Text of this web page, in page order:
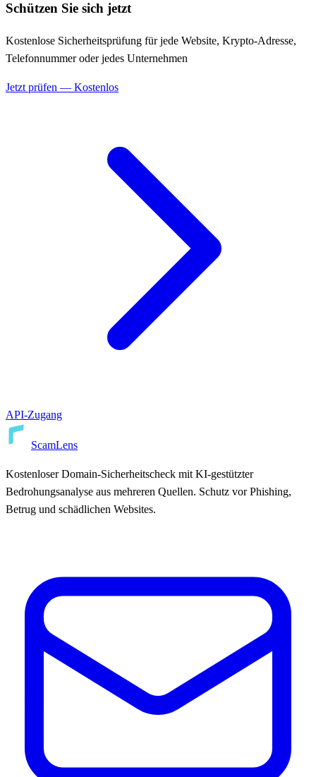
Schützen Sie sich jetzt
Kostenlose Sicherheitsprüfung für jede Website, Krypto-Adresse,
Telefonnummer oder jedes Unternehmen
Jetzt prüfen — Kostenlos
API-Zugang
ScamLens
Kostenloser Domain-Sicherheitscheck mit KI-gestützter
Bedrohungsanalyse aus mehreren Quellen. Schutz vor Phishing,
Betrug und schädlichen Websites.